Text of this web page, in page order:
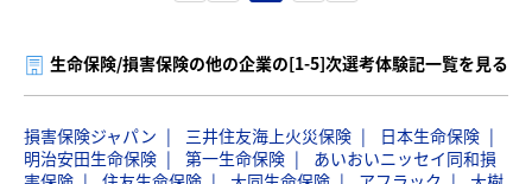
生命保険/損害保険の他の企業の[1-5]次選考体験記一覧を見る
損害保険ジャパン 三井住友海上火災保険
日本生命保険
明治安田生命保険
第一生命保険
あいおいニッセイ同和損